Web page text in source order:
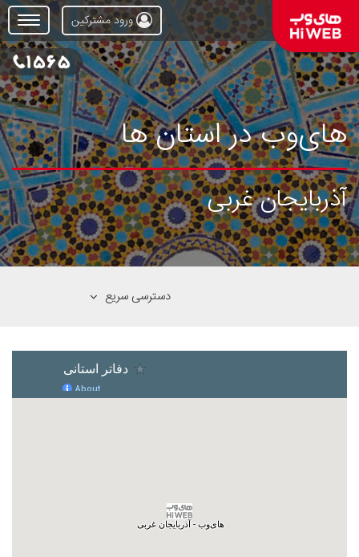
Open
Menu
ورود مشترکین
های‌وب در استان ها
آذربایجان غربی
دسترسی سریع